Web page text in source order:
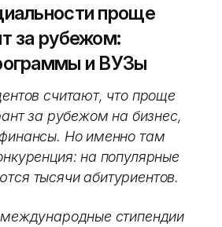
проще
за рубежом:
и ВУЗы
считают, что проще
за рубежом на бизнес,
Но именно там
на популярные
тысячи абитуриентов.
стипендии